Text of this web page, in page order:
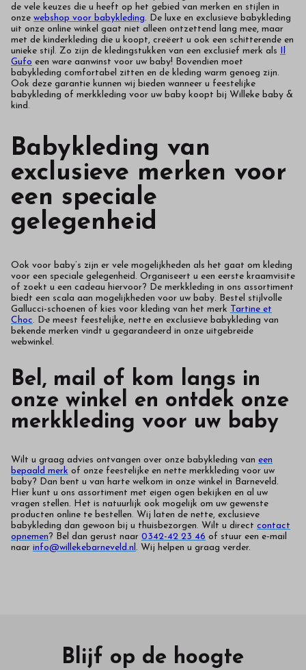
de vele keuzes die u heeft op het gebied van merken en stijlen in
onze webshop voor babykleding. De luxe en exclusieve babykleding
uit onze online winkel gaat niet alleen ontzettend lang mee, maar
met de kinderkleding die u koopt, creëert u ook een schitterende en
unieke stijl. Zo zijn de kledingstukken van een exclusief merk als
Gufo een ware aanwinst voor uw baby! Bovendien moet
babykleding comfortabel zitten en de kleding warm genoeg zijn.
Ook deze garantie kunnen wij bieden wanneer u feestelijke
babykleding of merkkleding voor uw baby koopt bij Willeke baby &
kind.
Babykleding van
exclusieve merken voor
een speciale
gelegenheid
Ook voor baby’s zijn er vele mogelijkheden als het gaat om kleding
voor een speciale gelegenheid. Organiseert u een eerste kraamvisite
of zoekt u een cadeau hiervoor? De merkkleding in ons assortiment
biedt een scala aan mogelijkheden voor uw baby. Bestel stijlvolle
Gallucci-schoenen of kies voor kleding van het merk Tartine et
Choc. De meest feestelijke, nette en exclusieve babykleding van
bekende merken vindt u gegarandeerd in onze uitgebreide
webwinkel.
Bel, mail of kom langs in
onze winkel en ontdek onze
merkkleding voor uw baby
Wilt u graag advies ontvangen over onze babykleding van een
bepaald merk of onze feestelijke en nette merkkleding voor uw
baby? Dan bent u van harte welkom in onze winkel in Barneveld.
Hier kunt u ons assortiment met eigen ogen bekijken en al uw
vragen stellen. Het is natuurlijk ook mogelijk om uw gewenste
producten online te bestellen. Wij laten de nette, exclusieve
babykleding dan gewoon bij u thuisbezorgen. Wilt u direct contact
opnemen? Bel dan gerust naar 0342-42 23 46 of stuur een e-mail
naar info@willekebarneveld.nl . Wij helpen u graag verder.
Blijf op de hoogte